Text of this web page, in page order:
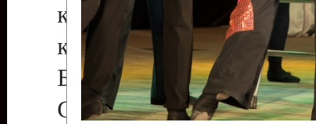
коллектив
культуры с.
Бендеры ,
Светлана Георгиевна